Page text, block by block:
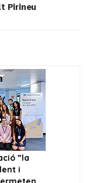
Pirineu